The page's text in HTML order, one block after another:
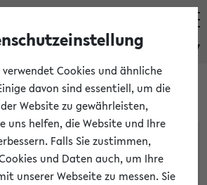
eKVV
Räume
Raumvergabe
verwendet Cookies und ähnliche
davon sind essentiell, um die
Website zu gewährleisten,
uns helfen, die Website und Ihre
Falls Sie zustimmen,
und Daten auch, um Ihre
unserer Webseite zu messen. Sie